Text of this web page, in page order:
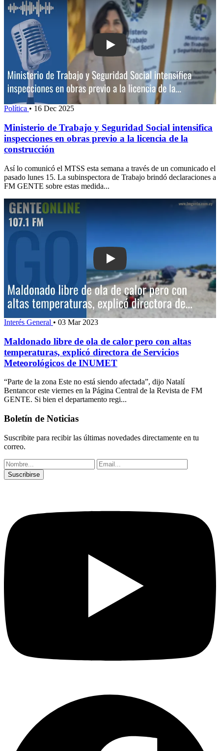
Play: Ministerio de Trabajo y
Política • 16 Dec 2025
Ministerio de Trabajo y Seguridad Social intensifica
inspecciones en obras previo a la licencia de la
construcción
Así lo comunicó el MTSS esta semana a través de un comunicado el
pasado lunes 15. La subinspectora de Trabajo brindó declaraciones a
FM GENTE sobre estas medida...
Play: Maldonado libre de ola de calor
Interés General • 03 Mar 2023
Maldonado libre de ola de calor pero con altas
temperaturas, explicó directora de Servicios
Meteorológicos de INUMET
“Parte de la zona Este no está siendo afectada”, dijo Natalí
Bentancor este viernes en la Página Central de la Revista de FM
GENTE. Si bien el departamento regi...
Boletín de Noticias
Suscribite para recibir las últimas novedades directamente en tu
correo.
Suscribirse